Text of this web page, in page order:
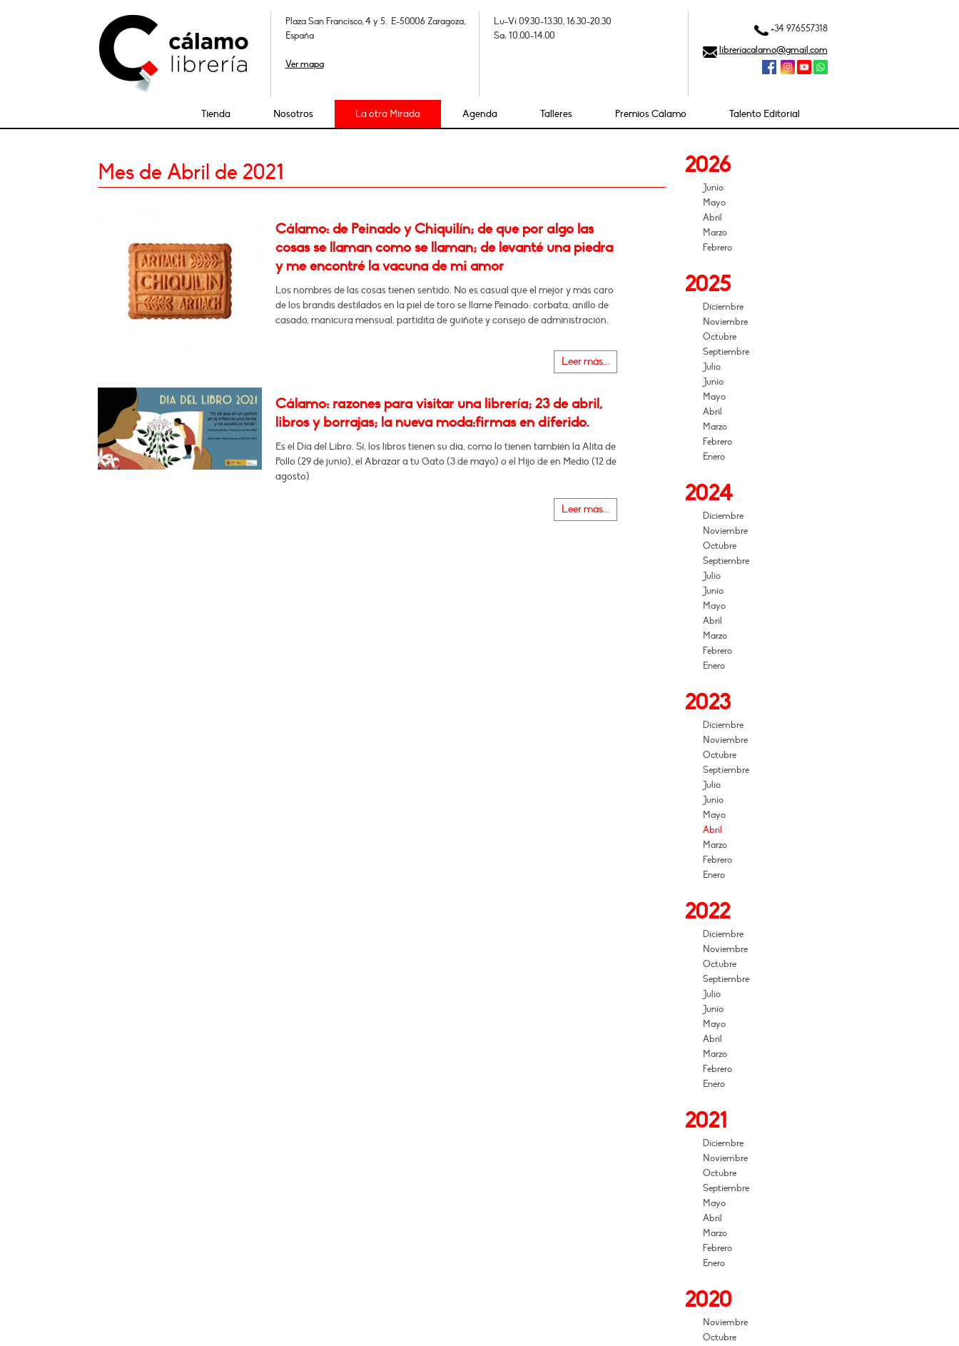
Plaza San Francisco, 4 y 5. E-50006 Zaragoza,
España
Ver mapa
Lu-Vi 09.30-13.30, 16.30-20.30
Sa: 10.00-14.00
+34 976557318
libreriacalamo@gmail.com
Tienda Nosotros La otra Mirada Agenda Talleres Premios Cálamo Talento Editorial
Mes de Abril de 2021
Cálamo: de Peinado y Chiquilín; de que por algo las
cosas se llaman como se llaman; de levanté una piedra
y me encontré la vacuna de mi amor
Los nombres de las cosas tienen sentido. No es casual que el mejor y más caro
de los brandis destilados en la piel de toro se llame Peinado: corbata, anillo de
casado, manicura mensual, partidita de guiñote y consejo de administración.
Leer más...
Cálamo: razones para visitar una librería; 23 de abril,
libros y borrajas; la nueva moda:firmas en diferido.
Es el Día del Libro. Sí, los libros tienen su día, como lo tienen también la Alita de
Pollo (29 de junio), el Abrazar a tu Gato (3 de mayo) o el Hijo de en Medio (12 de
agosto)
Leer más...
2026
Junio
Mayo
Abril
Marzo
Febrero
2025
Diciembre
Noviembre
Octubre
Septiembre
Julio
Junio
Mayo
Abril
Marzo
Febrero
Enero
2024
Diciembre
Noviembre
Octubre
Septiembre
Julio
Junio
Mayo
Abril
Marzo
Febrero
Enero
2023
Diciembre
Noviembre
Octubre
Septiembre
Julio
Junio
Mayo
Abril
Marzo
Febrero
Enero
2022
Diciembre
Noviembre
Octubre
Septiembre
Julio
Junio
Mayo
Abril
Marzo
Febrero
Enero
2021
Diciembre
Noviembre
Octubre
Septiembre
Mayo
Abril
Marzo
Febrero
Enero
2020
Noviembre
Octubre